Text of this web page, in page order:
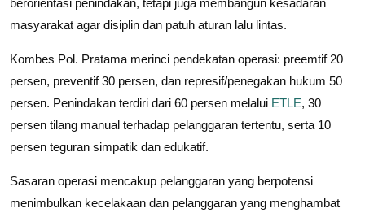
berorientasi penindakan, tetapi juga membangun kesadaran
masyarakat agar disiplin dan patuh aturan lalu lintas.
Kombes Pol. Pratama merinci pendekatan operasi: preemtif 20
persen, preventif 30 persen, dan represif/penegakan hukum 50
persen. Penindakan terdiri dari 60 persen melalui ETLE, 30
persen tilang manual terhadap pelanggaran tertentu, serta 10
persen teguran simpatik dan edukatif.
Sasaran operasi mencakup pelanggaran yang berpotensi
menimbulkan kecelakaan dan pelanggaran yang menghambat